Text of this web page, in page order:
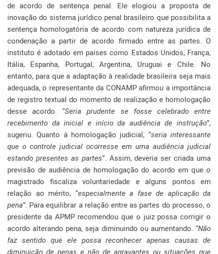
de acordo de sentença penal. Ele elogiou a proposta de
inovação do sistema jurídico penal brasileiro que possibilita a
sentença homologatória de acordo com natureza jurídica de
condenação a partir de acordo firmado entre as partes. O
instituto é adotado em países como Estados Unidos, França,
Itália, Espanha, Portugal, Argentina, Uruguai e Chile. No
entanto, para que a adaptação à realidade brasileira seja mais
adequada, o representante da CONAMP afirmou a importância
de registro textual do momento de realização e homologação
desse acordo. “Seria prudente se fosse celebrado entre
recebimento da inicial e início da audiência de instrução”,
sugeriu. Quanto à homologação judicial, “seria interessante
que o controle judicial ocorresse em uma audiência judicial
estando presentes as partes”. Assim, deveria ser criada uma
previsão de audiência de homologação do acordo em que o
magistrado fiscaliza voluntariedade e alguns pontos em
relação ao mérito, “especialmente a fase de aplicação da
pena”. Para equilibrar a relação entre as partes do processo, o
presidente da APMP recomendou que o juiz possa corrigir o
acordo alterando pena, seja diminuindo ou aumentando. “Não
faz sentido que ele possa reconhecer apenas causas de
diminuição de penas e não de agravantes ou situações que